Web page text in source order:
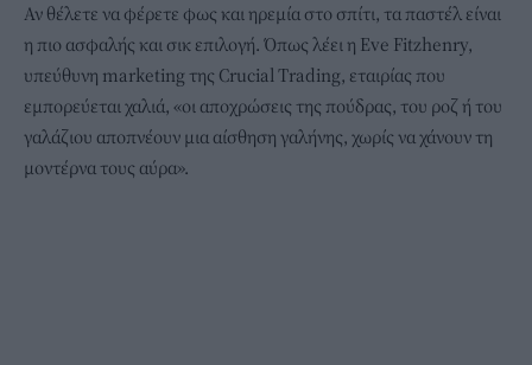
Αν θέλετε να φέρετε φως και ηρεμία στο σπίτι, τα παστέλ είναι
η πιο ασφαλής και σικ επιλογή. Όπως λέει η Eve Fitzhenry,
υπεύθυνη marketing της Crucial Trading, εταιρίας που
εμπορεύεται χαλιά, «οι αποχρώσεις της πούδρας, του ροζ ή του
γαλάζιου αποπνέουν μια αίσθηση γαλήνης, χωρίς να χάνουν τη
μοντέρνα τους αύρα».